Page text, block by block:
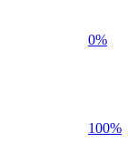
0%
100%